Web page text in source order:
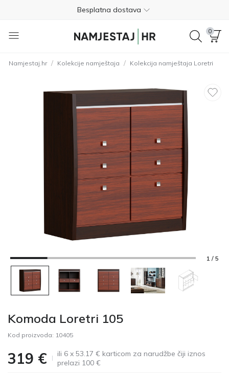
Besplatna dostava
Nije potrebno plaćanje unaprijed
01 8000 383
4.8
Besplatna dostava
Nije potrebno plaćanje unaprijed
Besplatan povrat unutar 365 dana
01 8000 383
4.8
0
Namjestaj.hr / Kolekcije namještaja / Kolekcija namještaja Loretri
1 / 5
Komoda Loretri 105
Kod proizvoda: 10405
319 €
ili 6 x 53.17 € karticom za narudžbe čiji iznos
prelazi 100 €